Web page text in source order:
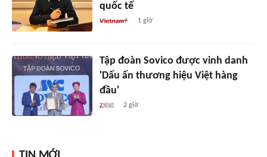
quốc tế
1 giờ
Tập đoàn Sovico được vinh danh
'Dấu ấn thương hiệu Việt hàng
đầu'
2 giờ